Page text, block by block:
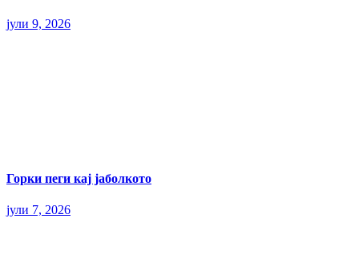
јули 9, 2026
Горки пеги кај јаболкото
јули 7, 2026